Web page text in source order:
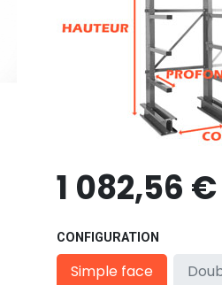
1 082,56 €
CONFIGURATION
Simple face